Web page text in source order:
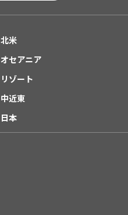
北米
オセアニア
リゾート
中近東
日本